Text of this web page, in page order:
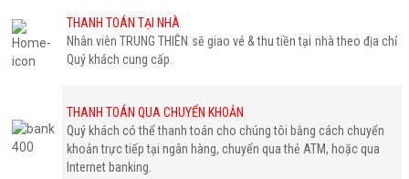
THANH TOÁN TẠI NHÀ
Nhân viên TRUNG THIÊN sẽ giao vé & thu tiền tại nhà theo địa chỉ
Quý khách cung cấp.
THANH TOÁN QUA CHUYỂN KHOẢN
Quý khách có thể thanh toán cho chúng tôi bằng cách chuyển
khoản trực tiếp tại ngân hàng, chuyển qua thẻ ATM, hoặc qua
Internet banking.